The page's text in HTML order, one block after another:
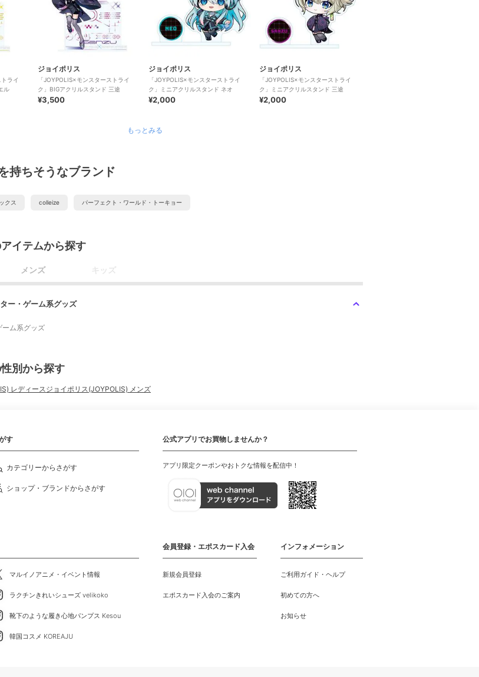
ライ
ル
ジョイポリス
「JOYPOLIS×モンスターストライ
ク」BIGアクリルスタンド 三途
¥3,500
ジョイポリス
「JOYPOLIS×モンスターストライ
ク」ミニアクリルスタンド ネオ
¥2,000
ジョイポリス
「JOYPOLIS×モンスターストライ
ク」ミニアクリルスタンド 三途
¥2,000
もっとみる
持ちそうなブランド
クス colleize パーフェクト・ワールド・トーキョー
イテムから探す
メンズ キッズ
ー・ゲーム系グッズ
ーム系グッズ
別から探す
レディースジョイポリス(JOYPOLIS) メンズ
す
カテゴリーからさがす
ショップ・ブランドからさがす
公式アプリでお買物しませんか？
アプリ限定クーポンやおトクな情報を配信中！
マルイノアニメ・イベント情報
ラクチンきれいシューズ velikoko
靴下のような履き心地パンプス Kesou
韓国コスメ KOREAJU
会員登録・エポスカード入会
新規会員登録
エポスカード入会のご案内
インフォメーション
ご利用ガイド・ヘルプ
初めての方へ
お知らせ